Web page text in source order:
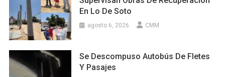
En Lo De Soto
agosto 6, 2026 CMM
Se Descompuso Autobús De Fletes
Y Pasajes